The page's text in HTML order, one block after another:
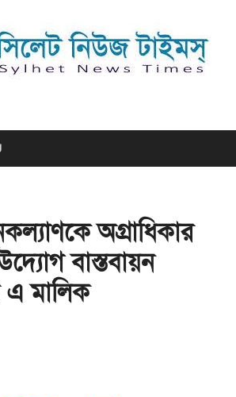
টাইমস্ | Sylhet
অগ্রাধিকার
বাস্তবায়ন
মালিক